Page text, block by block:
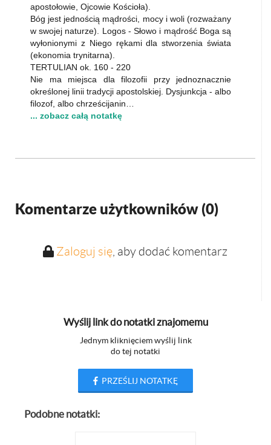
apostołowie, Ojcowie Kościoła).
Bóg jest jednością mądrości, mocy i woli (rozważany
w swojej naturze). Logos - Słowo i mądrość Boga są
wyłonionymi z Niego rękami dla stworzenia świata
(ekonomia trynitarna).
TERTULIAN ok. 160 - 220
Nie ma miejsca dla filozofii przy jednoznacznie
określonej linii tradycji apostolskiej. Dysjunkcja - albo
filozof, albo chrześcijanin…
... zobacz całą notatkę
Komentarze użytkowników (0)
Zaloguj się, aby dodać komentarz
Wyślij link do notatki znajomemu
Jednym kliknięciem wyślij link
do tej notatki
PRZEŚLIJ NOTATKĘ
Podobne notatki: